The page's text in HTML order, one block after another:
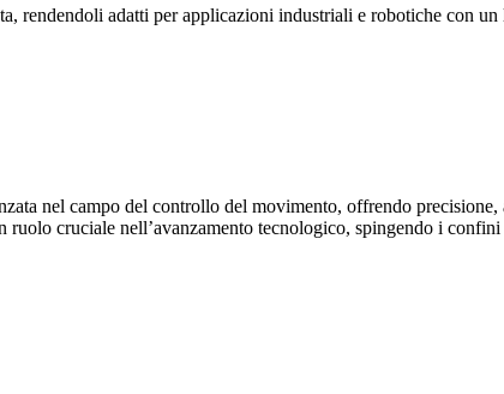
rendendoli adatti per applicazioni industriali e robotiche con
nel campo del controllo del movimento, offrendo
cruciale nell’avanzamento tecnologico, spingendo i